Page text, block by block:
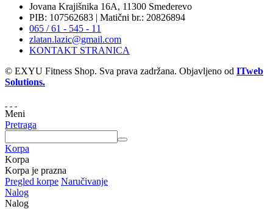
Jovana Krajišnika 16A, 11300 Smederevo
PIB: 107562683 | Matični br.: 20826894
065 / 61 - 545 - 11
zlatan.lazic@gmail.com
KONTAKT STRANICA
© EXYU Fitness Shop. Sva prava zadržana. Objavljeno od ITweb
Solutions.
Meni
Pretraga
Korpa
Korpa
Korpa je prazna
Pregled korpe Naručivanje
Nalog
Nalog